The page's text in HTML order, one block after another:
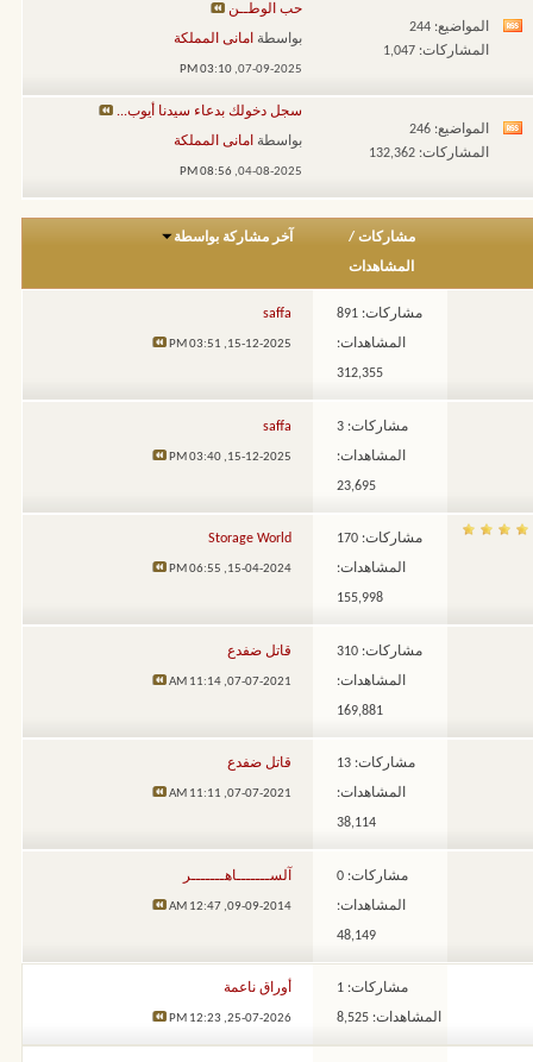
مشاهدة
هذا
المنتدى
المواضيع: 244
المشاركات: 1,047
حب الوطــن
بواسطة امانى المملكة
07-09-2025,
03:10 PM
مشاهدة
هذا
المواضيع: 246
المشاركات: 132,362
سجل دخولك بدعاء سيدنا أيوب...
بواسطة امانى المملكة
04-08-2025,
08:56 PM
مشاركات /
المشاهدات
آخر مشاركة بواسطة
مشاركات: 891
المشاهدات:
312,355
saffa
15-12-2025,
03:51 PM
مشاركات: 3
المشاهدات:
23,695
saffa
15-12-2025,
03:40 PM
مشاركات: 170
المشاهدات:
155,998
Storage World
15-04-2024,
06:55 PM
مشاركات: 310
المشاهدات:
169,881
قاتل ضفدع
07-07-2021,
11:14 AM
مشاركات: 13
المشاهدات:
38,114
قاتل ضفدع
07-07-2021,
11:11 AM
مشاركات: 0
المشاهدات:
48,149
آلســـــــاهـــــــر
09-09-2014,
12:47 AM
مشاركات: 1
المشاهدات: 8,525
أوراق ناعمة
25-07-2026,
12:23 PM